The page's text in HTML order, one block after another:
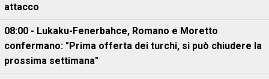
attacco
08:00 - Lukaku-Fenerbahce, Romano e Moretto
confermano: "Prima offerta dei turchi, si può chiudere la
prossima settimana"